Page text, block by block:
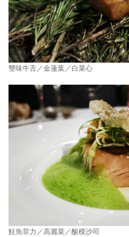
雙味牛舌／金蓮葉／白菜心
鮭魚菲力／高麗菜／酸模沙司